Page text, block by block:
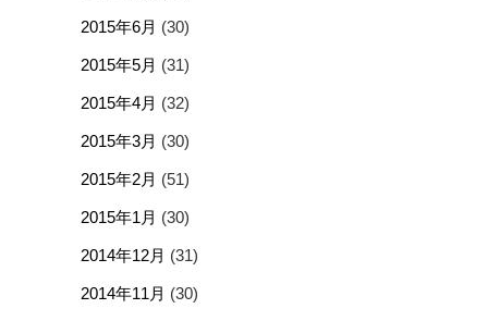
2015年6月 (30)
2015年5月 (31)
2015年4月 (32)
2015年3月 (30)
2015年2月 (51)
2015年1月 (30)
2014年12月 (31)
2014年11月 (30)